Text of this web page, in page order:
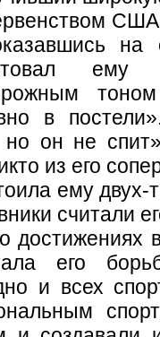
США
ему
в
он не
из его
ему двух-
считали
достижениях
его
и всех